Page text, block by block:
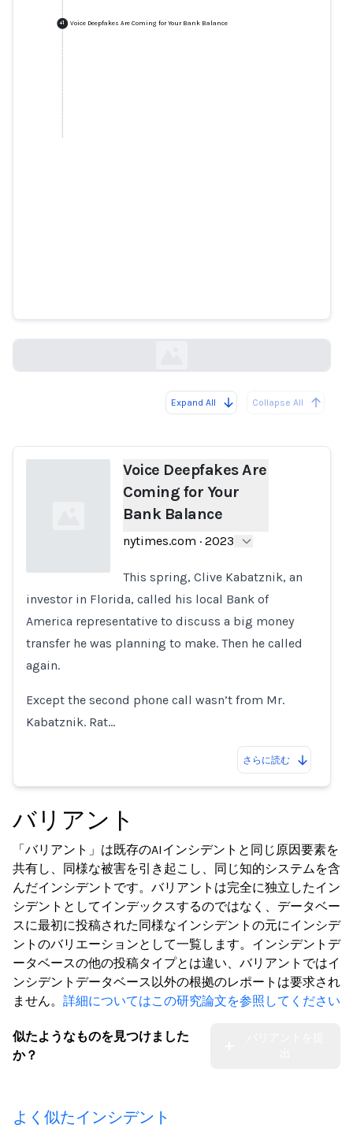
+1 Voice Deepfakes Are Coming for Your Bank Balance
Expand All Collapse All
Loading...
Voice Deepfakes Are
Coming for Your
Bank Balance
nytimes.com · 2023
This spring, Clive Kabatznik, an
investor in Florida, called his local Bank of
America representative to discuss a big money
transfer he was planning to make. Then he called
again.
Except the second phone call wasn’t from Mr.
Kabatznik. Rat…
さらに読む
バリアント
「バリアント」は既存のAIインシデントと同じ原因要素を
共有し、同様な被害を引き起こし、同じ知的システムを含
んだインシデントです。バリアントは完全に独立したイン
シデントとしてインデックスするのではなく、データベー
スに最初に投稿された同様なインシデントの元にインシデ
ントのバリエーションとして一覧します。インシデントデ
ータベースの他の投稿タイプとは違い、バリアントではイ
ンシデントデータベース以外の根拠のレポートは要求され
ません。 詳細についてはこの研究論文を参照してください
似たようなものを見つけました
か？
よく似たインシデント